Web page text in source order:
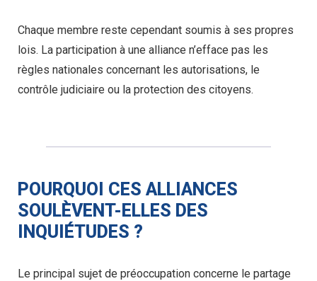
Chaque membre reste cependant soumis à ses propres
lois. La participation à une alliance n’efface pas les
règles nationales concernant les autorisations, le
contrôle judiciaire ou la protection des citoyens.
POURQUOI CES ALLIANCES
SOULÈVENT-ELLES DES
INQUIÉTUDES ?
Le principal sujet de préoccupation concerne le partage